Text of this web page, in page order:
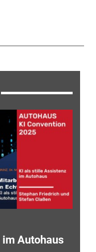
Autohaus